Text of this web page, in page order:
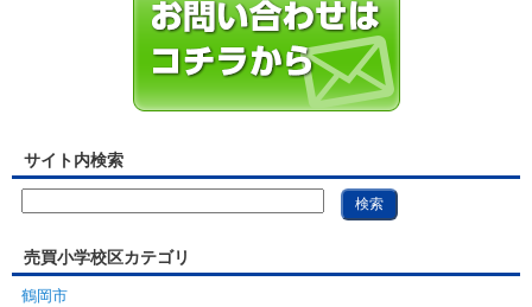
サイト内検索
売買小学校区カテゴリ
鶴岡市